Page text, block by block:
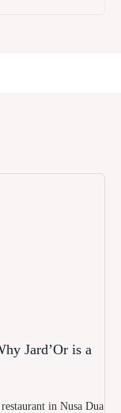
Jard’Or is a
in Nusa Dua